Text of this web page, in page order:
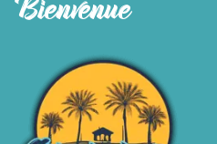
Bienvenue